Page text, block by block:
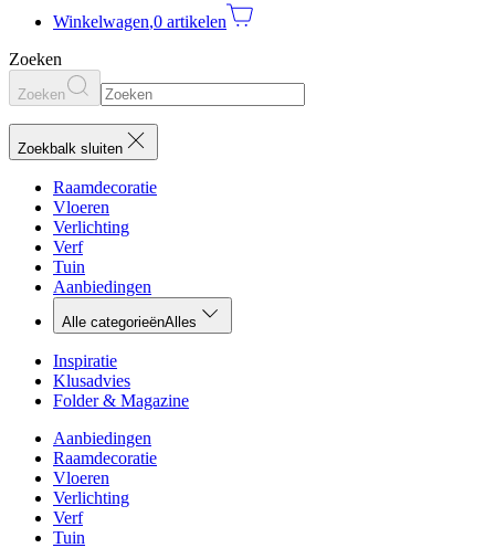
Winkelwagen,0 artikelen
Zoeken
Zoeken
Zoekbalk sluiten
Raamdecoratie
Vloeren
Verlichting
Verf
Tuin
Aanbiedingen
Alle categorieënAlles
Inspiratie
Klusadvies
Folder & Magazine
Aanbiedingen
Raamdecoratie
Vloeren
Verlichting
Verf
Tuin